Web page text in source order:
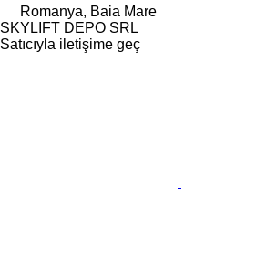
Romanya, Baia Mare
SKYLIFT DEPO SRL
Satıcıyla iletişime geç